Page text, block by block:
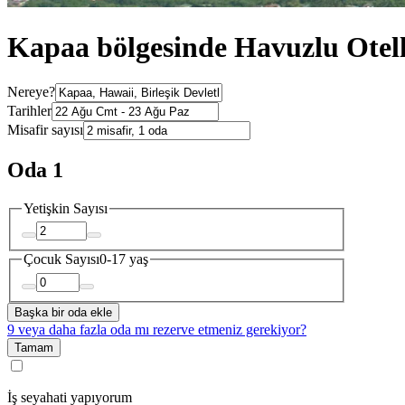
Kapaa bölgesinde Havuzlu
Nereye?
Tarihler
Misafir sayısı
Oda 1
Yetişkin Sayısı
Çocuk Sayısı0-17 yaş
Başka bir oda ekle
9 veya daha fazla oda mı rezerve etmeniz gerekiyor?
Tamam
İş seyahati yapıyorum